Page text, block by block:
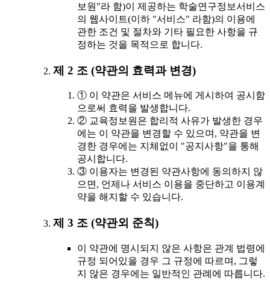
보원"라 함)이 제공하는 학술연구정보서비스
의 웹사이트(이하 "서비스" 라함)의 이용에
관한 조건 및 절차와 기타 필요한 사항을 규
정하는 것을 목적으로 합니다.
제 2 조 (약관의 효력과 변경)
① 이 약관은 서비스 메뉴에 게시하여 공시함
으로써 효력을 발생합니다.
② 교육정보원은 합리적 사유가 발생한 경우
에는 이 약관을 변경할 수 있으며, 약관을 변
경한 경우에는 지체없이 "공지사항"을 통해
공시합니다.
③ 이용자는 변경된 약관사항에 동의하지 않
으면, 언제나 서비스 이용을 중단하고 이용계
약을 해지할 수 있습니다.
제 3 조 (약관외 준칙)
이 약관에 명시되지 않은 사항은 관계 법령에
규정 되어있을 경우 그 규정에 따르며, 그렇
지 않은 경우에는 일반적인 관례에 따릅니다.